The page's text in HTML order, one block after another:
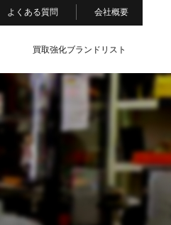
よくある質問 会社概要
買取強化ブランドリスト